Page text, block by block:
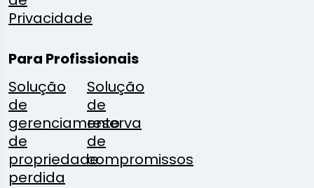
Privacidade
Para Profissionais
Solução
de
gerenciamento
de
propriedade
perdida
Solução
de
reserva
de
compromissos